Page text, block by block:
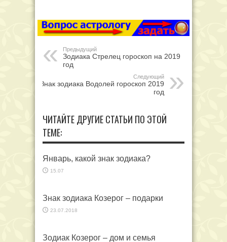
Предыдущий
Зодиака Стрелец гороскоп на 2019
год
Следующий
Знак зодиака Водолей гороскоп 2019
год
ЧИТАЙТЕ ДРУГИЕ СТАТЬИ ПО ЭТОЙ
ТЕМЕ:
Январь, какой знак зодиака?
15.07
Знак зодиака Козерог – подарки
23.07.2018
Зодиак Козерог – дом и семья